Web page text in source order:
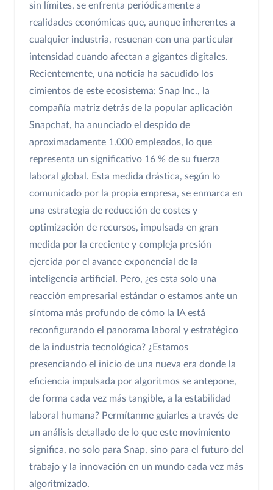
sin límites, se enfrenta periódicamente a
realidades económicas que, aunque inherentes a
cualquier industria, resuenan con una particular
intensidad cuando afectan a gigantes digitales.
Recientemente, una noticia ha sacudido los
cimientos de este ecosistema: Snap Inc., la
compañía matriz detrás de la popular aplicación
Snapchat, ha anunciado el despido de
aproximadamente 1.000 empleados, lo que
representa un significativo 16 % de su fuerza
laboral global. Esta medida drástica, según lo
comunicado por la propia empresa, se enmarca en
una estrategia de reducción de costes y
optimización de recursos, impulsada en gran
medida por la creciente y compleja presión
ejercida por el avance exponencial de la
inteligencia artificial. Pero, ¿es esta solo una
reacción empresarial estándar o estamos ante un
síntoma más profundo de cómo la IA está
reconfigurando el panorama laboral y estratégico
de la industria tecnológica? ¿Estamos
presenciando el inicio de una nueva era donde la
eficiencia impulsada por algoritmos se antepone,
de forma cada vez más tangible, a la estabilidad
laboral humana? Permítanme guiarles a través de
un análisis detallado de lo que este movimiento
significa, no solo para Snap, sino para el futuro del
trabajo y la innovación en un mundo cada vez más
algoritmizado.